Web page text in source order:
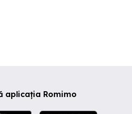
aplicația Romimo